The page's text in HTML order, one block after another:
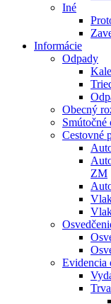
Iné
Informácie
Odpady
Obecný
Smútočné
Cestovné
ZM
Evidencia